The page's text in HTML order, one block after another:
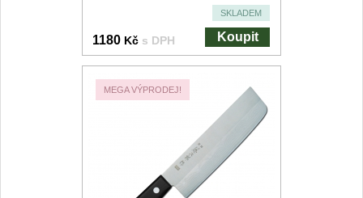
4
Nože s pevnou čepelí
SKLADEM
1180 Kč s DPH Koupit
MEGA VÝPRODEJ!